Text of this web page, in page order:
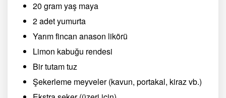
20 gram yaş maya
2 adet yumurta
Yarım fincan anason likörü
Limon kabuğu rendesi
Bir tutam tuz
Şekerleme meyveler (kavun, portakal, kiraz vb.)